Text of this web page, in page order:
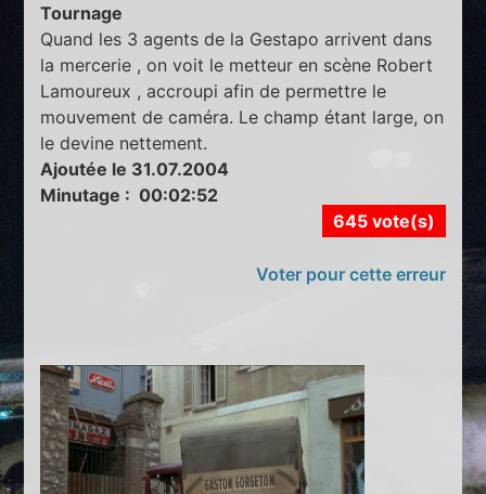
Tournage
Quand les 3 agents de la Gestapo arrivent dans
la mercerie , on voit le metteur en scène Robert
Lamoureux , accroupi afin de permettre le
mouvement de caméra. Le champ étant large, on
le devine nettement.
Ajoutée le 31.07.2004
Minutage : 00:02:52
645 vote(s)
Voter pour cette erreur